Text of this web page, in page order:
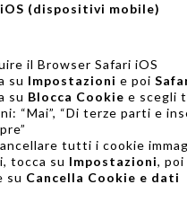
(dispositivi mobile)
il Browser Safari iOS
su Impostazioni e poi
su Blocca Cookie e scegli
“Mai”, “Di terze parti e
tutti i cookie
tocca su Impostazioni, poi
su Cancella Cookie e dati